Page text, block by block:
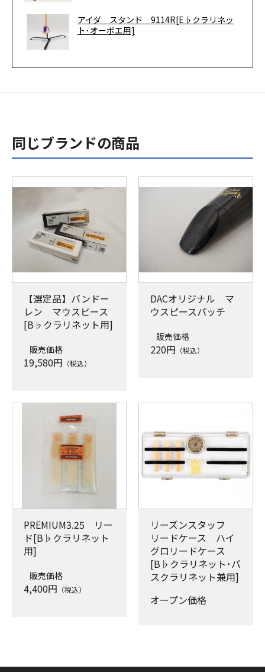
アイダ スタンド 9114R[E♭クラリネッ
ト･オーボエ用]
同じブランドの商品
【選定品】バンドー
レン マウスピース
[B♭クラリネット用]
販売価格
19,580円 （税込）
DACオリジナル マ
ウスピースパッチ
販売価格
220円 （税込）
PREMIUM3.25 リー
ド[B♭クラリネット
用]
販売価格
4,400円 （税込）
リーズンスタッフ
リードケース ハイ
グロリードケース
[B♭クラリネット･バ
スクラリネット兼用]
オープン価格